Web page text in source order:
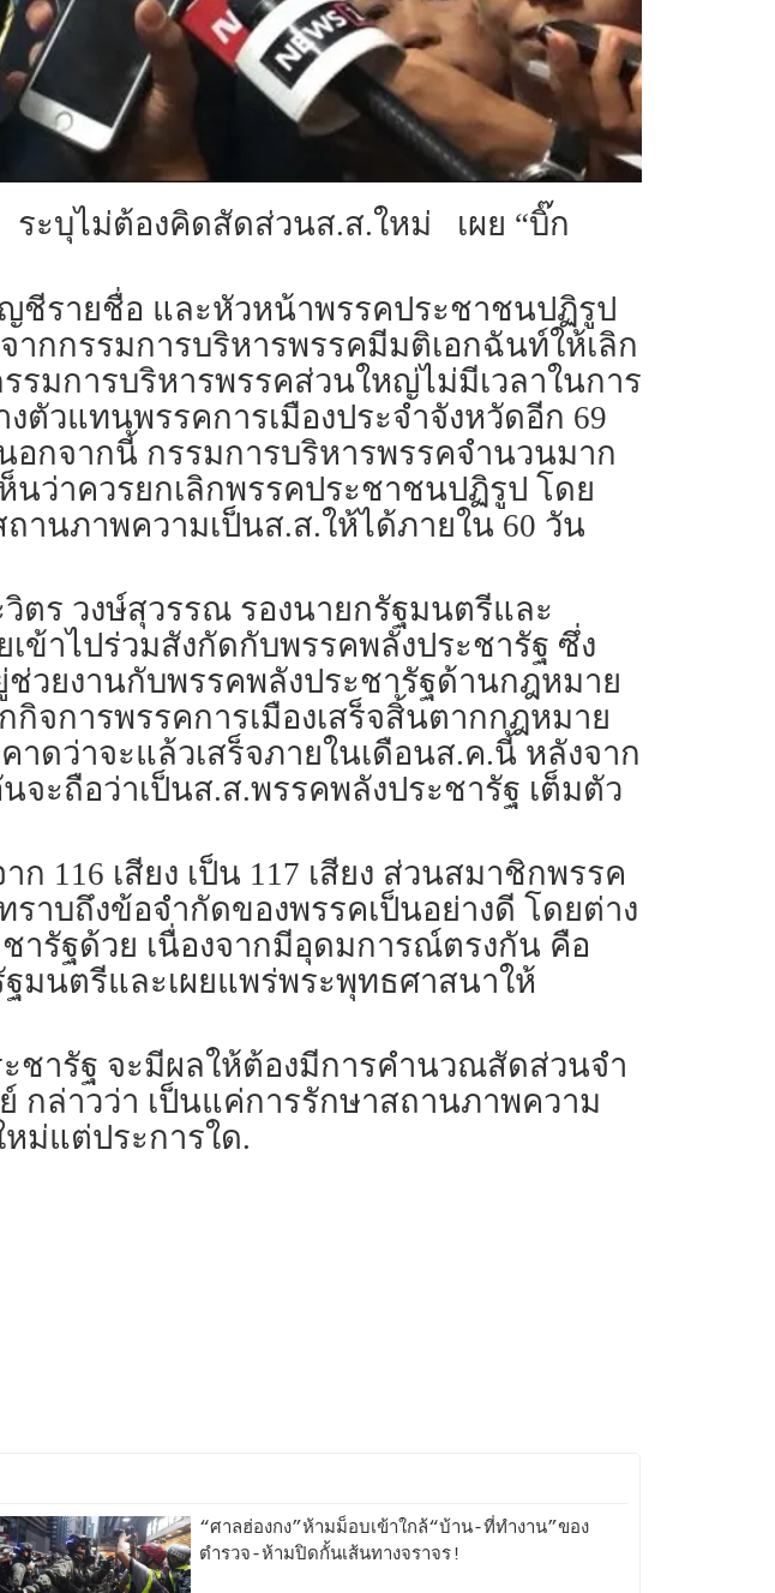
ระบุไม่ต้องคิดสัดส่วนส.ส.ใหม่ เผย “บิ๊ก
ชีรายชื่อ และหัวหน้าพรรคประชาชนปฏิรูป
ากกรรมการบริหารพรรคมีมติเอกฉันท์ให้เลิก
รมการบริหารพรรคส่วนใหญ่ไม่มีเวลาในการ
ตัวแทนพรรคการเมืองประจำจังหวัดอีก 69
อกจากนี้ กรรมการบริหารพรรคจำนวนมาก
นว่าควรยกเลิกพรรคประชาชนปฏิรูป โดย
านภาพความเป็นส.ส.ให้ได้ภายใน 60 วัน
ตร วงษ์สุวรรณ รองนายกรัฐมนตรีและ
ข้าไปร่วมสังกัดกับพรรคพลังประชารัฐ ซึ่ง
วยงานกับพรรคพลังประชารัฐด้านกฎหมาย
จการพรรคการเมืองเสร็จสิ้นตากกฎหมาย
ดว่าจะแล้วเสร็จภายในเดือนส.ค.นี้ หลังจาก
ะถือว่าเป็นส.ส.พรรคพลังประชารัฐ เต็มตัว
116 เสียง เป็น 117 เสียง ส่วนสมาชิกพรรค
าบถึงข้อจำกัดของพรรคเป็นอย่างดี โดยต่าง
ารัฐด้วย เนื่องจากมีอุดมการณ์ตรงกัน คือ
มนตรีและเผยแพร่พระพุทธศาสนาให้
ชารัฐ จะมีผลให้ต้องมีการคำนวณสัดส่วนจำ
กล่าวว่า เป็นแค่การรักษาสถานภาพความ
ม่แต่ประการใด.
“ศาลฮ่องกง”ห้ามม็อบเข้าใกล้“บ้าน-ที่ทำงาน”ของ
ตำรวจ-ห้ามปิดกั้นเส้นทางจราจร!